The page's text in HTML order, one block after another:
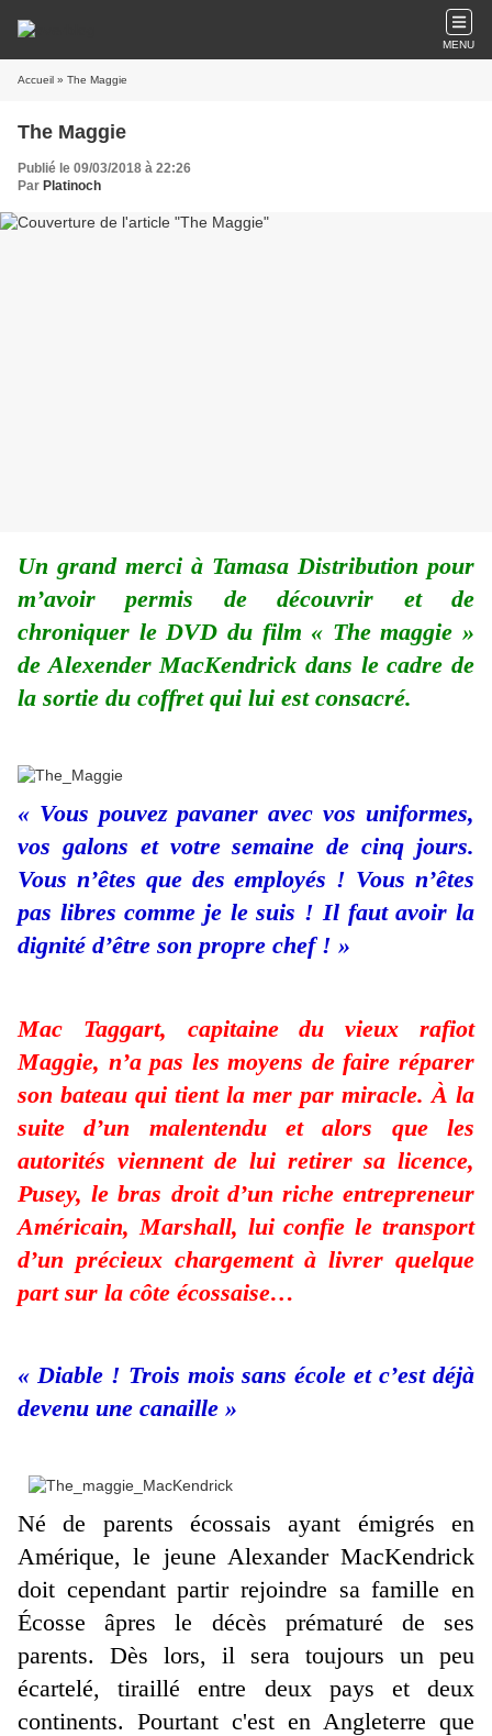
MENU
Accueil » The Maggie
The Maggie
Publié le 09/03/2018 à 22:26
Par Platinoch
Un grand merci à Tamasa Distribution pour
m’avoir permis de découvrir et de
chroniquer le DVD du film « The maggie »
de Alexender MacKendrick dans le cadre de
la sortie du coffret qui lui est consacré.
« Vous pouvez pavaner avec vos uniformes,
vos galons et votre semaine de cinq jours.
Vous n’êtes que des employés ! Vous n’êtes
pas libres comme je le suis ! Il faut avoir la
dignité d’être son propre chef ! »
Mac Taggart, capitaine du vieux rafiot
Maggie, n’a pas les moyens de faire réparer
son bateau qui tient la mer par miracle. À la
suite d’un malentendu et alors que les
autorités viennent de lui retirer sa licence,
Pusey, le bras droit d’un riche entrepreneur
Américain, Marshall, lui confie le transport
d’un précieux chargement à livrer quelque
part sur la côte écossaise…
« Diable ! Trois mois sans école et c’est déjà
devenu une canaille »
Né de parents écossais ayant émigrés en
Amérique, le jeune Alexander MacKendrick
doit cependant partir rejoindre sa famille en
Écosse âpres le décès prématuré de ses
parents. Dès lors, il sera toujours un peu
écartelé, tiraillé entre deux pays et deux
continents. Pourtant c'est en Angleterre que